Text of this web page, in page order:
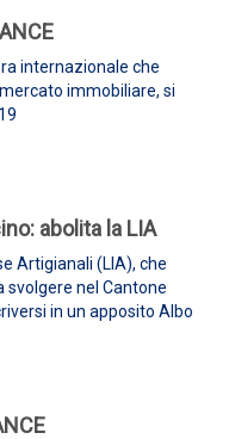
internazionale che
immobiliare, si
abolita la LIA
Artigianali (LIA), che
nel Cantone
in un apposito Albo